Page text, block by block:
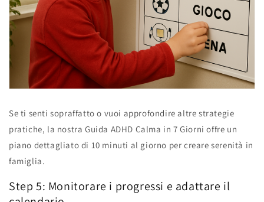
Se ti senti sopraffatto o vuoi approfondire altre strategie
pratiche, la nostra Guida ADHD Calma in 7 Giorni offre un
piano dettagliato di 10 minuti al giorno per creare serenità in
famiglia.
Step 5: Monitorare i progressi e adattare il